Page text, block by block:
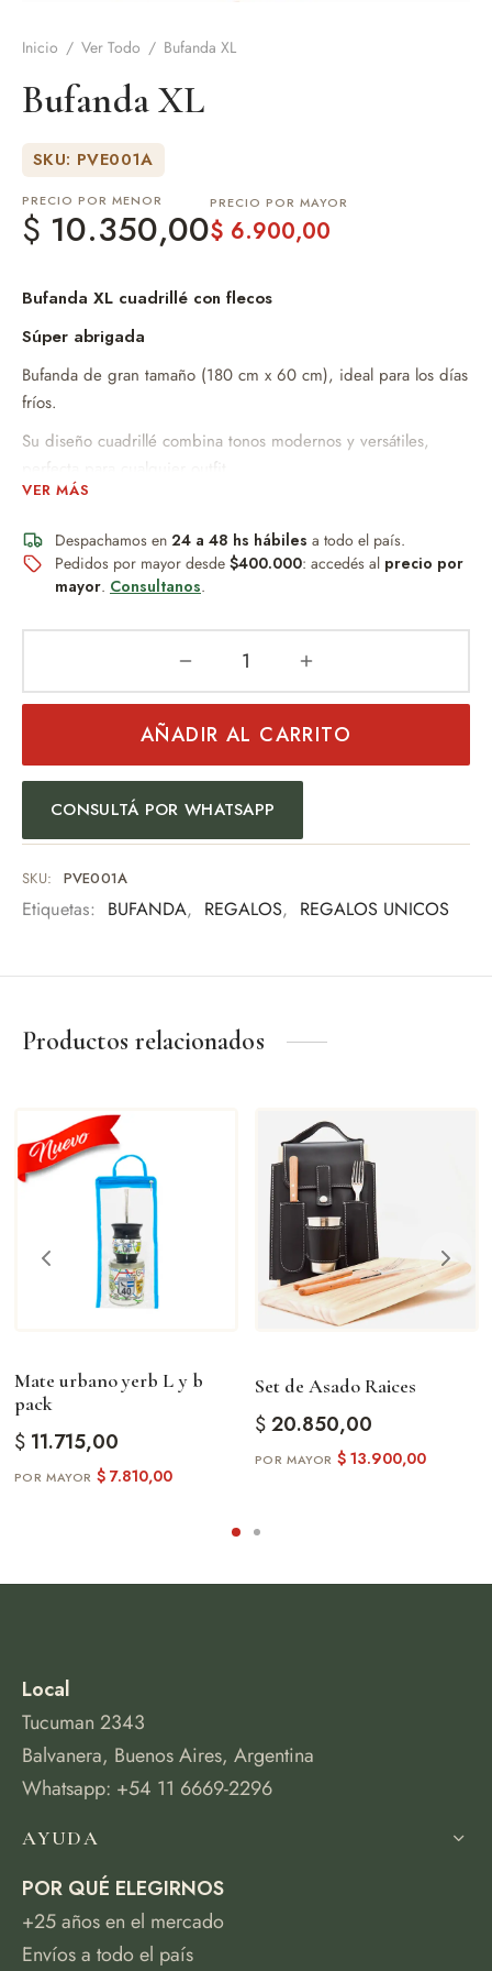
Inicio / Ver Todo / Bufanda XL
Bufanda XL
SKU: PVE001A
PRECIO POR MENOR
$ 10.350,00
PRECIO POR MAYOR
$ 6.900,00
Bufanda XL cuadrillé con flecos
Súper abrigada
Bufanda de gran tamaño (180 cm x 60 cm), ideal para los días
fríos.
Su diseño cuadrillé combina tonos modernos y versátiles,
perfecta para cualquier outfit.
Confeccionada en tela suave y cálida, brinda una sensación
Podés usarla de múltiples formas: suelta, tipo manta o
bien envolvente para mayor abrigo.
Con flecos en los extremos
Ideal para invierno y media estación
Un básico infaltable que combina estilo y confort.
VER MÁS
Despachamos en 24 a 48 hs hábiles a todo el país.
Pedidos por mayor desde $400.000: accedés al precio por
mayor. Consultanos.
AÑADIR AL CARRITO
CONSULTÁ POR WHATSAPP
SKU: PVE001A
Etiquetas: BUFANDA, REGALOS, REGALOS UNICOS
Productos relacionados
Mate urbano yerb L y b
pack
$11.715,00
$7.810,00
Set de Asado Raices
$20.850,00
$13.900,00
Local
Tucuman 2343
Balvanera, Buenos Aires, Argentina
Whatsapp: +54 11 6669-2296
AYUDA
POR QUÉ ELEGIRNOS
+25 años en el mercado
Envíos a todo el país
Asado y vino
y accesorios